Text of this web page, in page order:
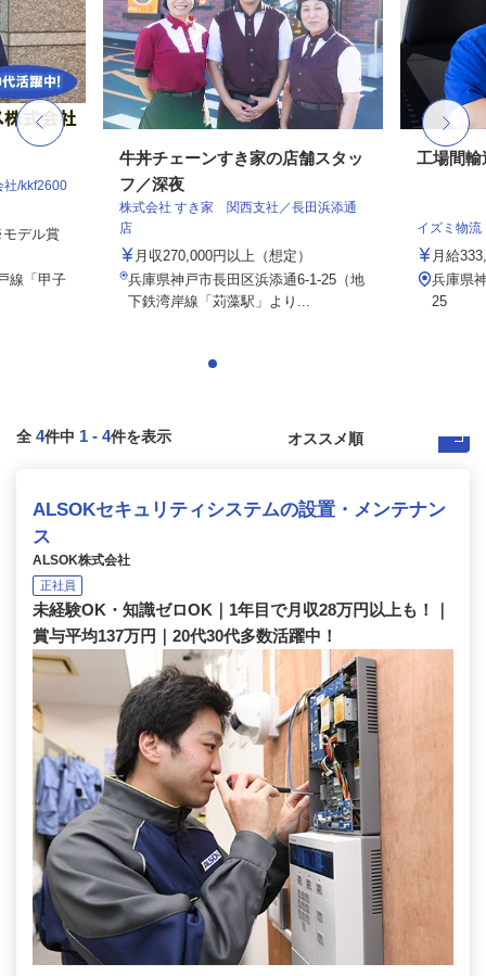
社/kkf2600
デル賞
線「甲子
牛丼チェーンすき家の店舗スタッ
フ／深夜
株式会社 すき家 関西支社／長田浜添通
店
月収270,000円以上（想定）
兵庫県神戸市長田区浜添通6-1-25（地
下鉄湾岸線「苅藻駅」より...
工場間輸
イズミ物
月給
兵庫県
25
全 4件中 1 - 4件を表示
ALSOKセキュリティシステムの設置・メンテナン
ス
ALSOK株式会社
正社員
未経験OK・知識ゼロOK｜1年目で月収28万円以上も！｜
賞与平均137万円｜20代30代多数活躍中！